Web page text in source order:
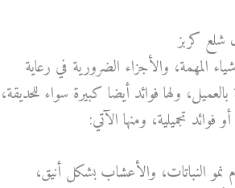
شلع كربز
المهمة، والأجزاء الضرورية في رعاية
ولها فوائد أيضا كبيرة سواء للحديقة،
فوائد تجميلية، ومنها الآتي:
نمو النباتات، والأعشاب بشكل أنيق،